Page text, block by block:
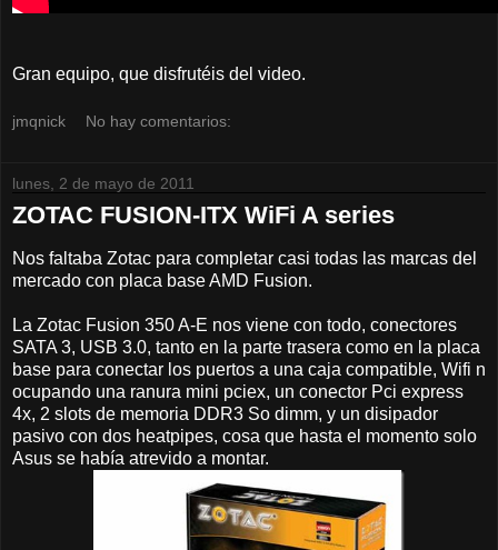
Gran equipo, que disfrutéis del video.
jmqnick No hay comentarios:
lunes, 2 de mayo de 2011
ZOTAC FUSION-ITX WiFi A series
Nos faltaba Zotac para completar casi todas las marcas del
mercado con placa base AMD Fusion.
La Zotac Fusion 350 A-E nos viene con todo, conectores
SATA 3, USB 3.0, tanto en la parte trasera como en la placa
base para conectar los puertos a una caja compatible, Wifi n
ocupando una ranura mini pciex, un conector Pci express
4x, 2 slots de memoria DDR3 So dimm, y un disipador
pasivo con dos heatpipes, cosa que hasta el momento solo
Asus se había atrevido a montar.